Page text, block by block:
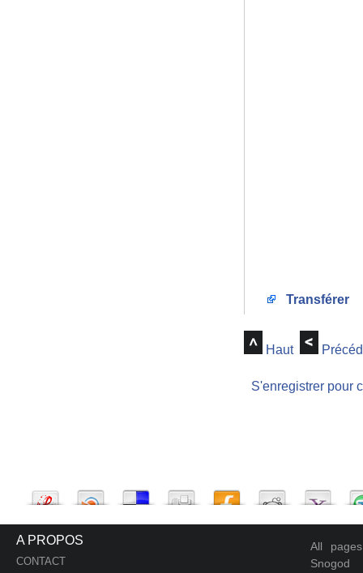
Transférer
Haut
S'enregistrer pour
A PROPOS
CONTACT
All
Snogod